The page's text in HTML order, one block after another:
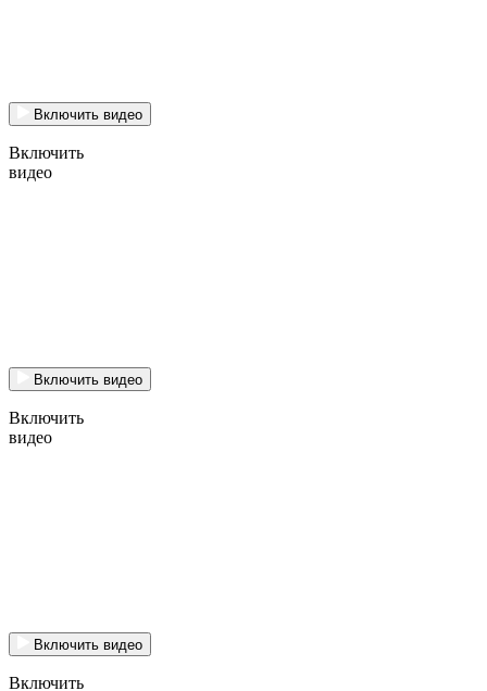
Включить видео
Включить
видео
Включить видео
Включить
видео
Включить видео
Включить